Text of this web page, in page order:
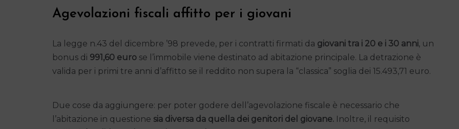
Agevolazioni fiscali affitto per i giovani
La legge n.43 del dicembre ’98 prevede, per i contratti firmati da giovani tra i 20 e i 30 anni, un
bonus di 991,60 euro se l’immobile viene destinato ad abitazione principale. La detrazione è
valida per i primi tre anni d’affitto se il reddito non supera la “classica” soglia dei 15.493,71 euro.
Due cose da aggiungere: per poter godere dell’agevolazione fiscale è necessario che
l’abitazione in questione sia diversa da quella dei genitori del giovane. Inoltre, il requisito